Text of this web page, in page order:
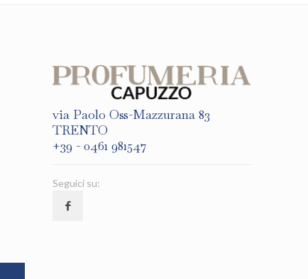
via Paolo Oss-Mazzurana 83
TRENTO
+39 - 0461 981547
Seguici su: